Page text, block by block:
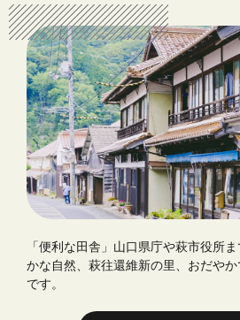
「便利な田舎」山口県庁や萩市役所
かな自然、萩往還維新の里、おだや
です。